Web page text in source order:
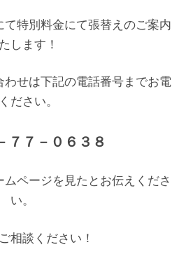
て特別料金にて張替えのご案内
します！
せは下記の電話番号までお電
ださい。
７７－０６３８
ページを見たとお伝えくださ
い。
相談ください！